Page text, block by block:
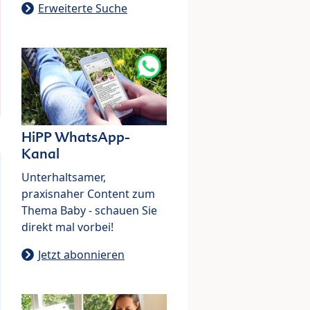
Erweiterte Suche
HiPP WhatsApp-
Kanal
Unterhaltsamer,
praxisnaher Content zum
Thema Baby - schauen Sie
direkt mal vorbei!
Jetzt abonnieren